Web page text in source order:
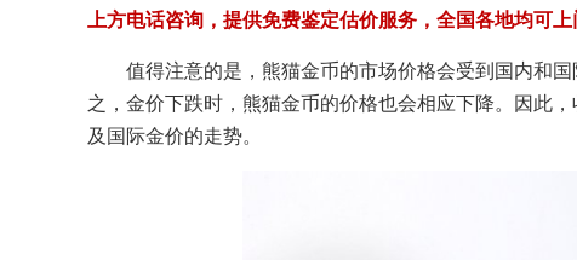
上方电话咨询，提供免费鉴定估价服务，全国各地均可
值得注意的是，熊猫金币的市场价格会受到国内和
之，金价下跌时，熊猫金币的价格也会相应下降。因此
及国际金价的走势。